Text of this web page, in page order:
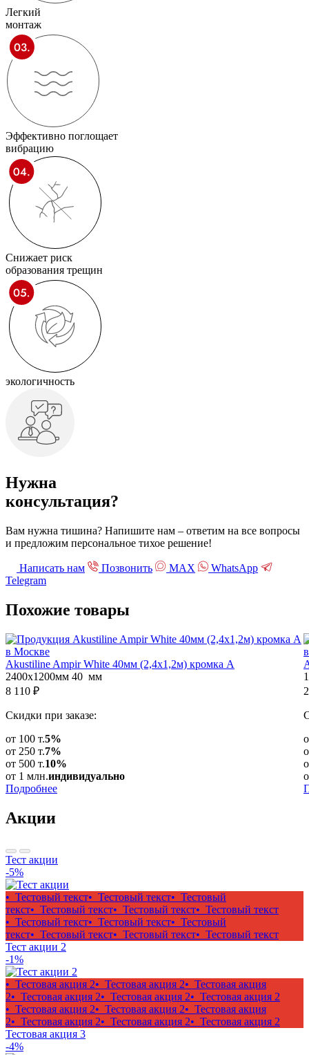
Легкий
монтаж
Эффективно поглощает
вибрацию
Снижает риск
образования трещин
экологичность
Нужна
консультация?
Вам нужна тишина? Напишите нам – ответим на все вопросы
и предложим персональное тихое решение!
Написать нам Позвонить МАХ
WhatsApp
Telegram
Похожие товары
Akustiline Ampir White 40мм (2,4x1,2м) кромка А
2400x1200мм 40 мм
8 110 ₽
Скидки при заказе:
от 100 т.5%
от 250 т.7%
от 500 т.10%
от 1 млн.индивидуально
Подробнее
Акции
Тест акции
-5%
• Тестовый текст• Тестовый текст• Тестовый
текст• Тестовый текст• Тестовый текст• Тестовый текст
• Тестовый текст• Тестовый текст• Тестовый
текст• Тестовый текст• Тестовый текст• Тестовый текст
Тест акции 2
-1%
• Тестовая акция 2• Тестовая акция 2• Тестовая акция
2• Тестовая акция 2• Тестовая акция 2• Тестовая акция 2
• Тестовая акция 2• Тестовая акция 2• Тестовая акция
2• Тестовая акция 2• Тестовая акция 2• Тестовая акция 2
Тестовая акция 3
-4%